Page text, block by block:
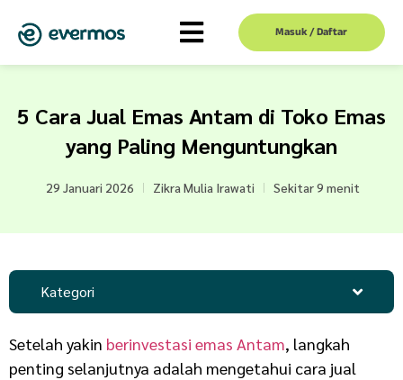
Masuk / Daftar
5 Cara Jual Emas Antam di Toko Emas
yang Paling Menguntungkan
29 Januari 2026 Zikra Mulia Irawati Sekitar 9 menit
Kategori
Setelah yakin berinvestasi emas Antam, langkah
penting selanjutnya adalah mengetahui cara jual